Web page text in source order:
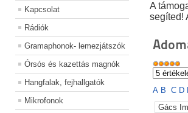
Kapcsolat
Rádiók
Gramaphonok- lemezjátszók
Órsós és kazettás magnók
Hangfalak, fejhallgatók
Mikrofonok
A
segíted!
A B C D
Gács